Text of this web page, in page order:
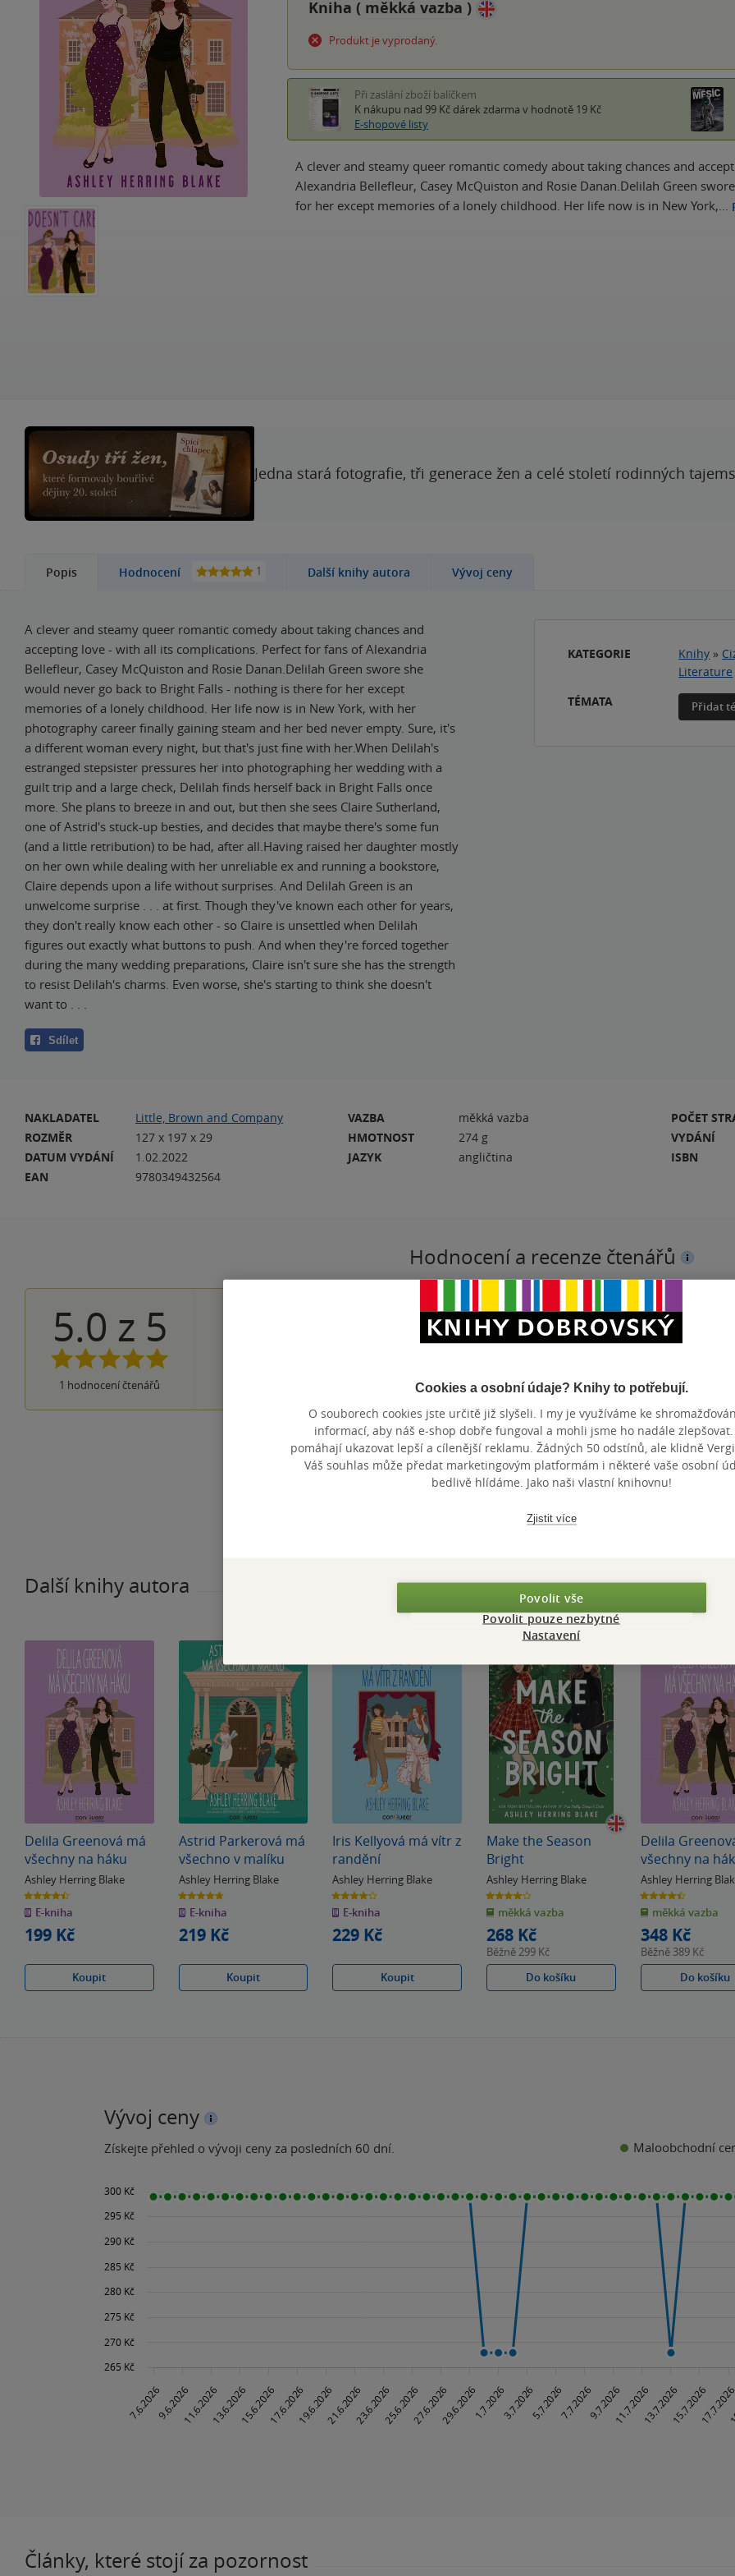
Kniha ( měkká vazba )
Produkt je vyprodaný.
Při zaslání zboží balíčkem
K nákupu nad 99 Kč dárek zdarma v hodnotě 19 Kč
E-shopové listy
A clever and steamy queer romantic comedy about taking chances and
Alexandria Bellefleur, Casey McQuiston and Rosie Danan.Delilah Green
for her except memories of a lonely childhood. Her life now is in New York,…
Jedna stará fotografie, tři generace žen a celé století rodinných
Popis Hodnocení 1 Další knihy autora Vývoj ceny
A clever and steamy queer romantic comedy about taking chances and
accepting love - with all its complications. Perfect for fans of Alexandria
Bellefleur, Casey McQuiston and Rosie Danan.Delilah Green swore she
would never go back to Bright Falls - nothing is there for her except
memories of a lonely childhood. Her life now is in New York, with her
photography career finally gaining steam and her bed never empty. Sure, it's
a different woman every night, but that's just fine with her.When Delilah's
estranged stepsister pressures her into photographing her wedding with a
guilt trip and a large check, Delilah finds herself back in Bright Falls once
more. She plans to breeze in and out, but then she sees Claire Sutherland,
one of Astrid's stuck-up besties, and decides that maybe there's some fun
(and a little retribution) to be had, after all.Having raised her daughter mostly
on her own while dealing with her unreliable ex and running a bookstore,
Claire depends upon a life without surprises. And Delilah Green is an
unwelcome surprise . . . at first. Though they've known each other for years,
they don't really know each other - so Claire is unsettled when Delilah
figures out exactly what buttons to push. And when they're forced together
during the many wedding preparations, Claire isn't sure she has the strength
to resist Delilah's charms. Even worse, she's starting to think she doesn't
want to . . .
Sdílet
KATEGORIE Knihy »
Literature
TÉMATA
Přidat
NAKLADATEL
Little, Brown and Company
ROZMĚR
127 x 197 x 29
DATUM VYDÁNÍ
1.02.2022
EAN
9780349432564
VAZBA
měkká vazba
HMOTNOST
274 g
JAZYK
angličtina
POČET
VYDÁNÍ
ISBN
Hodnocení a recenze čtenářů
5.0 z 5
1 hodnocení čtenářů
PŘIDEJTE SVÉ HODNOCENÍ KNIHY
Přidat hodnocení
Další knihy autora
Delila Greenová má
všechny na háku
Ashley Herring Blake
4.5
z
5
hvězdiček
E-kniha
199 Kč
Koupit
Astrid Parkerová má
všechno v malíku
Ashley Herring Blake
4.7
z
5
hvězdiček
E-kniha
219 Kč
Koupit
Iris Kellyová má vítr z
randění
Ashley Herring Blake
4.0
z
5
hvězdiček
E-kniha
229 Kč
Koupit
Make the Season
Bright
Ashley Herring Blake
4.0
z
5
hvězdiček
měkká vazba
268 Kč
Běžně299 Kč
Do košíku
Delila
všechny na
Ashley Herring
4.5
z
5
hvězdiček
měkká vazba
348 Kč
Běžně 389 Kč
Do košíku
Vývoj ceny
Získejte přehled o vývoji ceny za posledních 60 dní. Maloobchodní
Články, které stojí za pozornost
Cookies a osobní údaje? Knihy to potřebují.
O souborech cookies jste určitě již slyšeli. I my je využíváme ke
informací, aby náš e-shop dobře fungoval a mohli jsme ho nadále zlepšovat.
pomáhají ukazovat lepší a cílenější reklamu. Žádných 50 odstínů, ale klidně
Váš souhlas může předat marketingovým platformám i některé vaše osobní
bedlivě hlídáme. Jako naši vlastní knihovnu!
Zjistit více
Povolit vše
Povolit pouze nezbytné
Nastavení